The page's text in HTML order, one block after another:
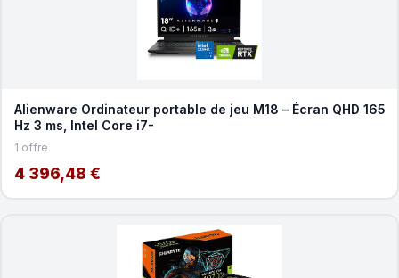
Alienware Ordinateur portable de jeu M18 – Écran QHD 165
Hz 3 ms, Intel Core i7-
1 offre
4 396,48 €